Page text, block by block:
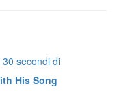
secondi di
His Song